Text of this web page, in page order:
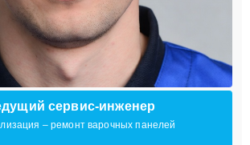
сервис-инженер
– ремонт варочных панелей